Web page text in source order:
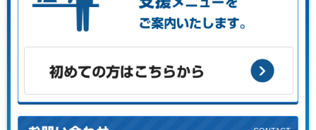
お客様の目的に応じた支援メニューをご案内します。
初めての方はこちらから